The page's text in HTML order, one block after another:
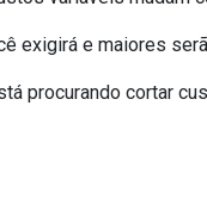
exigirá e maiores
procurando cortar